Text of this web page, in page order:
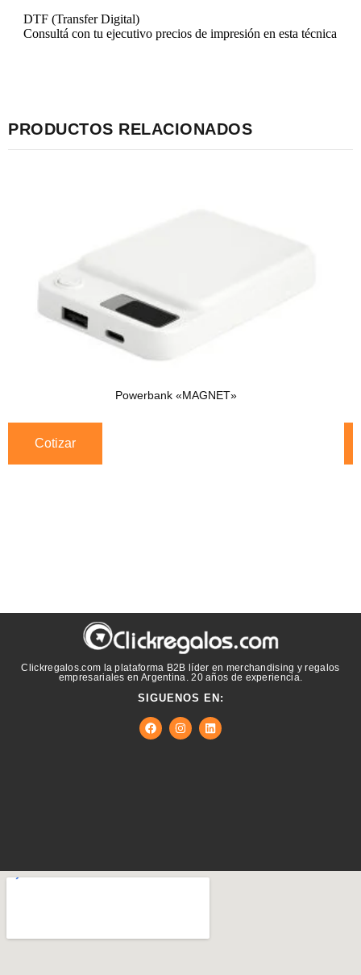
DTF (Transfer Digital)
Consultá con tu ejecutivo precios de impresión en esta técnica
PRODUCTOS RELACIONADOS
Powerbank «MAGNET»
Cotizar
Clickregalos.com la plataforma B2B líder en merchandising y regalos
empresariales en Argentina. 20 años de experiencia.
SIGUENOS EN: